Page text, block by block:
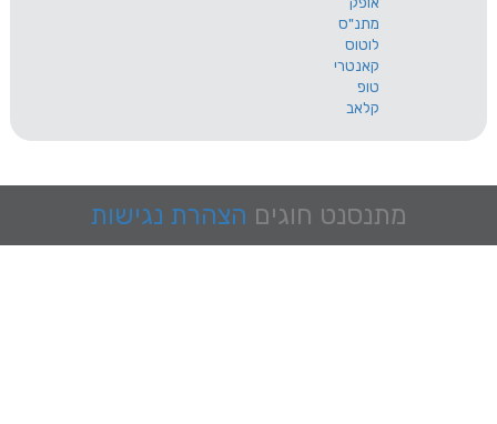
מתנסנט חוגים הצהרת נגישות